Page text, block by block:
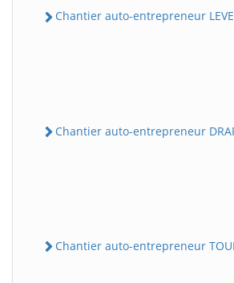
Chantier auto-entrepreneur
Chantier auto-entrepreneur
Chantier auto-entrepreneur